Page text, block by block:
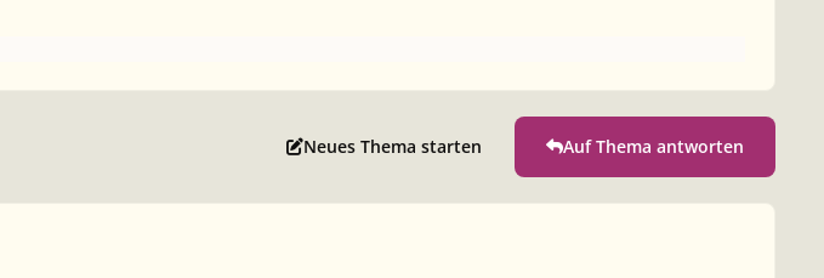
Neues Thema starten Auf Thema antworten